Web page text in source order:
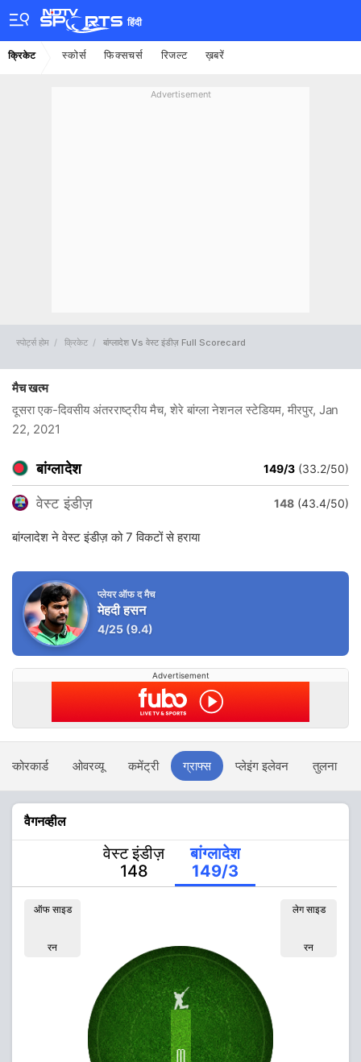
हिंदी
क्रिकेट स्कोर्स फिक्सचर्स रिजल्ट ख़बरें
Advertisement
स्पोर्ट्स होम क्रिकेट बांग्लादेश Vs वेस्ट इंडीज़ Full Scorecard
मैच खत्म
दूसरा एक-दिवसीय अंतरराष्ट्रीय मैच, शेरे बांग्ला नेशनल स्टेडियम, मीरपुर, Jan
22, 2021
बांग्लादेश 149/3 (33.2/50)
वेस्ट इंडीज़ 148 (43.4/50)
बांग्लादेश ने वेस्ट इंडीज़ को 7 विकटों से हराया
प्लेयर ऑफ द मैच
मेहदी हसन
4/25 (9.4)
Advertisement
स्कोरकार्ड ओवरव्यू कमेंट्री ग्राफ्स प्लेइंग इलेवन तुलना
वैगनव्हील
वेस्ट इंडीज़
148
बांग्लादेश
149/3
ऑफ साइड
रन
लेग साइड
रन